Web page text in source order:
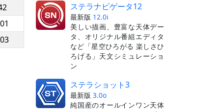
ステラナビゲータ12
最新版 12.0i
美しい描画、豊富な天体デー
タ、オリジナル番組エディタ
など「星空ひろがる 楽しさひ
ろげる」天文シミュレーショ
ン
ステラショット3
最新版 3.0o
純国産のオールインワン天体